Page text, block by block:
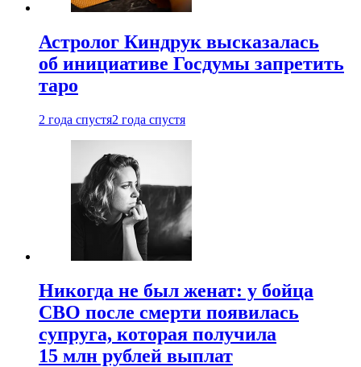
Астролог Киндрук высказалась
об инициативе Госдумы запретить
таро
2 года спустя2 года спустя
Никогда не был женат: у бойца
СВО после смерти появилась
супруга, которая получила
15 млн рублей выплат